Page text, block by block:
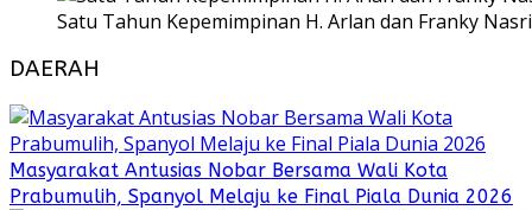
Satu Tahun Kepemimpinan H. Arlan dan Franky
DAERAH
Masyarakat Antusias Nobar Bersama Wali Kota
Prabumulih, Spanyol Melaju ke Final Piala Dunia 2026